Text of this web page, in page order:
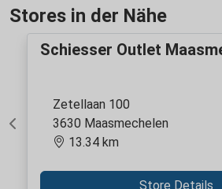
Stores in der Nähe
Previous
Schiesser Outlet
Zetellaan 100
3630 Maasmechelen
13.34 km
Store Details